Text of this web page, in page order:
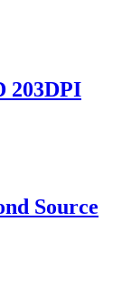
203DPI
Source